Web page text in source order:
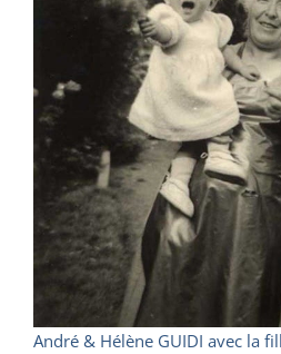
André & Hélène GUIDI avec la